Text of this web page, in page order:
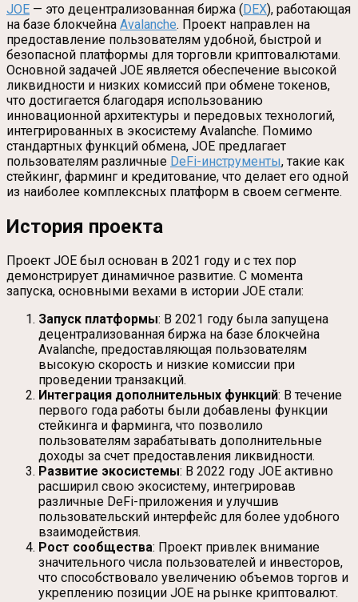
JOE — это децентрализованная биржа (DEX), работающая
на базе блокчейна Avalanche. Проект направлен на
предоставление пользователям удобной, быстрой и
безопасной платформы для торговли криптовалютами.
Основной задачей JOE является обеспечение высокой
ликвидности и низких комиссий при обмене токенов,
что достигается благодаря использованию
инновационной архитектуры и передовых технологий,
интегрированных в экосистему Avalanche. Помимо
стандартных функций обмена, JOE предлагает
пользователям различные DeFi-инструменты, такие как
стейкинг, фарминг и кредитование, что делает его одной
из наиболее комплексных платформ в своем сегменте.
История проекта
Проект JOE был основан в 2021 году и с тех пор
демонстрирует динамичное развитие. С момента
запуска, основными вехами в истории JOE стали:
Запуск платформы: В 2021 году была запущена
децентрализованная биржа на базе блокчейна
Avalanche, предоставляющая пользователям
высокую скорость и низкие комиссии при
проведении транзакций.
Интеграция дополнительных функций: В течение
первого года работы были добавлены функции
стейкинга и фарминга, что позволило
пользователям зарабатывать дополнительные
доходы за счет предоставления ликвидности.
Развитие экосистемы: В 2022 году JOE активно
расширил свою экосистему, интегрировав
различные DeFi-приложения и улучшив
пользовательский интерфейс для более удобного
взаимодействия.
Рост сообщества: Проект привлек внимание
значительного числа пользователей и инвесторов,
что способствовало увеличению объемов торгов и
укреплению позиции JOE на рынке криптовалют.